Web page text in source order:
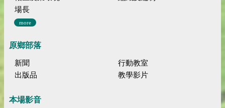
場長
more
原鄉部落
新聞
行動教室
出版品
教學影片
本場影音